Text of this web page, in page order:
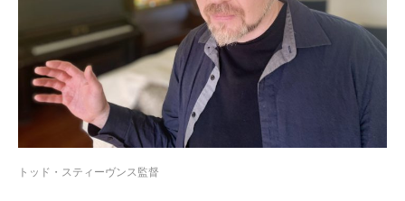
トッド・スティーヴンス監督